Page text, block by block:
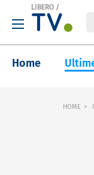
LIBERO /
Home
HOME